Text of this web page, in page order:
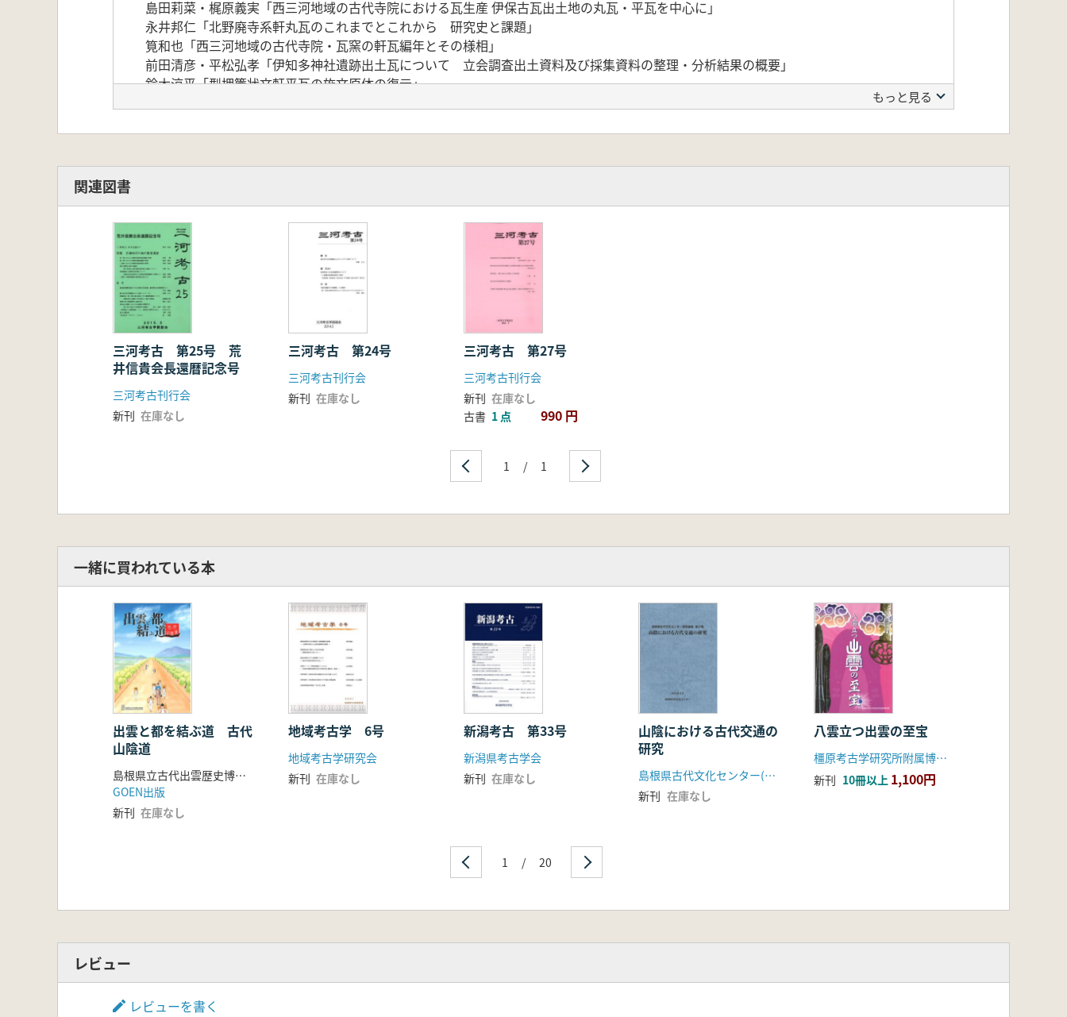
島田莉菜・梶原義実「西三河地域の古代寺院における瓦生産 伊保古瓦出土地の丸瓦・平瓦を中心に」
永井邦仁「北野廃寺系軒丸瓦のこれまでとこれから 研究史と課題」
筧和也「西三河地域の古代寺院・瓦窯の軒瓦編年とその様相」
前田清彦・平松弘孝「伊知多神社遺跡出土瓦について 立会調査出土資料及び採集資料の整理・分析結果の概要」
鈴木涼平「型押簾状文軒平瓦の施文原体の復元」
河野あすか「中条遺跡出土の軒丸瓦・軒平瓦」
河野あすか「刈谷市内の軒丸瓦・軒平瓦」
山口遥介「岡崎市内の軒丸瓦・軒平瓦」
浅岡 優「西尾市内の軒丸瓦・軒平瓦」
鈴木涼平「豊川市内の軒丸瓦・軒平瓦」
中川 永「豊橋市内の軒丸瓦・軒平瓦(付節:豊橋市に寄贈された瓦について)」
【論文】
片桐妃奈子「二川窯における灰釉陶器深椀生産」
もっと見る
関連図書
三河考古 第25号 荒
井信貴会長還暦記念号
三河考古刊行会
新刊 在庫なし
三河考古 第24号
三河考古刊行会
新刊 在庫なし
三河考古 第27号
三河考古刊行会
新刊 在庫なし
古書 1 点 990 円
1 / 1
一緒に買われている本
出雲と都を結ぶ道 古代
山陰道
島根県立古代出雲歴史博物館 編
GOEN出版
新刊 在庫なし
地域考古学 6号
地域考古学研究会
新刊 在庫なし
新潟考古 第33号
新潟県考古学会
新刊 在庫なし
山陰における古代交通の
研究
島根県古代文化センター(島根県文化財愛護協会)
新刊 在庫なし
八雲立つ出雲の至宝
橿原考古学研究所附属博物館
新刊 10冊以上 1,100円
1 / 20
レビュー
レビューを書く